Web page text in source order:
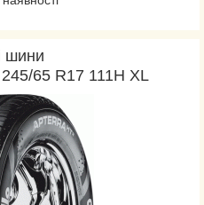
шини
65 R17 111H XL